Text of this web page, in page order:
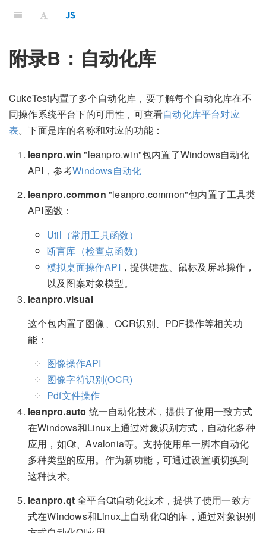
附录B：自动化库
CukeTest内置了多个自动化库，要了解每个自动化库在不
同操作系统平台下的可用性，可查看自动化库平台对应
表。下面是库的名称和对应的功能：
leanpro.win "leanpro.win"包内置了Windows自动化
API，参考Windows自动化
leanpro.common "leanpro.common"包内置了工具类
API函数：
Util（常用工具函数）
断言库（检查点函数）
模拟桌面操作API ，提供键盘、鼠标及屏幕操作，
以及图案对象模型。
leanpro.visual
这个包内置了图像、OCR识别、PDF操作等相关功
能：
图像操作API
图像字符识别(OCR)
Pdf文件操作
leanpro.auto 统一自动化技术，提供了使用一致方式
在Windows和Linux上通过对象识别方式，自动化多种
应用，如Qt、Avalonia等。支持使用单一脚本自动化
多种类型的应用。作为新功能，可通过设置项切换到
这种技术。
leanpro.qt全平台Qt自动化技术，提供了使用一致方
式在Windows和Linux上自动化Qt的库，通过对象识别